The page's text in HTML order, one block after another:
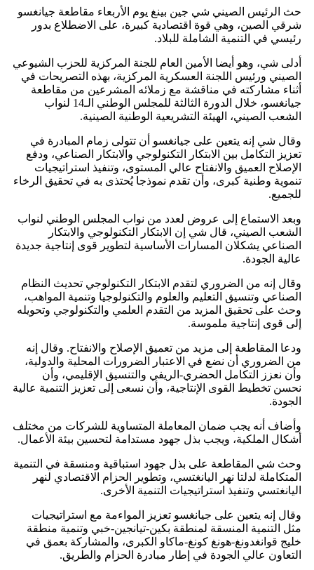
حث الرئيس الصيني شي جين بينغ يوم الأربعاء مقاطعة جيانغسو
شرقي الصين، وهي قوة اقتصادية كبيرة، على الاضطلاع بدور
رئيسي في التنمية الشاملة للبلاد.
أدلى شي، وهو أيضا الأمين العام للجنة المركزية للحزب الشيوعي
الصيني ورئيس اللجنة العسكرية المركزية، بهذه التصريحات في
أثناء مشاركته في مناقشة مع زملائه المشرعين من مقاطعة
جيانغسو، خلال الدورة الثالثة للمجلس الوطني الـ14 لنواب
الشعب الصيني، الهيئة التشريعية الوطنية الصينية.
وقال شي إنه يتعين على جيانغسو أن تتولى زمام المبادرة في
تعزيز التكامل بين الابتكار التكنولوجي والابتكار الصناعي، ودفع
الإصلاح العميق والانفتاح عالي المستوى، وتنفيذ استراتيجيات
تنموية وطنية كبرى، وأن تقدم نموذجا يُحتذى به في تحقيق الرخاء
للجميع.
وبعد الاستماع إلى عروض لعدد من نواب المجلس الوطني لنواب
الشعب الصيني، قال شي إن الابتكار التكنولوجي والابتكار
الصناعي يشكلان المسارات الأساسية لتطوير قوى إنتاجية جديدة
عالية الجودة.
وقال إنه من الضروري لتقدم الابتكار التكنولوجي تحديث النظام
الصناعي وتنسيق التعليم والعلوم والتكنولوجيا وتنمية المواهب،
وحث على تحقيق المزيد من التقدم العلمي والتكنولوجي وتحويله
إلى قوى إنتاجية ملموسة.
ودعا المقاطعة إلى مزيد من تعميق الإصلاح والانفتاح. وقال إنه
من الضروري أن نضع في الاعتبار الضرورات المحلية والدولية،
وأن نعزز التكامل الحضري-الريفي والتنسيق الإقليمي، وأن
نحسن تخطيط القوى الإنتاجية، وأن نسعى إلى تعزيز التنمية عالية
الجودة.
وأضاف أنه يجب ضمان المعاملة المتساوية للشركات من مختلف
أشكال الملكية، ويجب بذل جهود مستدامة لتحسين بيئة الأعمال.
وحث شي المقاطعة على بذل جهود استباقية ومنسقة في التنمية
المتكاملة لدلتا نهر اليانغتسي، وتطوير الحزام الاقتصادي لنهر
اليانغتسي وتنفيذ استراتيجيات التنمية الأخرى.
وقال إنه يتعين على جيانغسو تعزيز المواءمة مع استراتيجيات
مثل التنمية المنسقة لمنطقة بكين-تيانجين-خبي وتنمية منطقة
خليج قوانغدونغ-هونغ كونغ-ماكاو الكبرى، والمشاركة بعمق في
التعاون عالي الجودة في إطار مبادرة الحزام والطريق.